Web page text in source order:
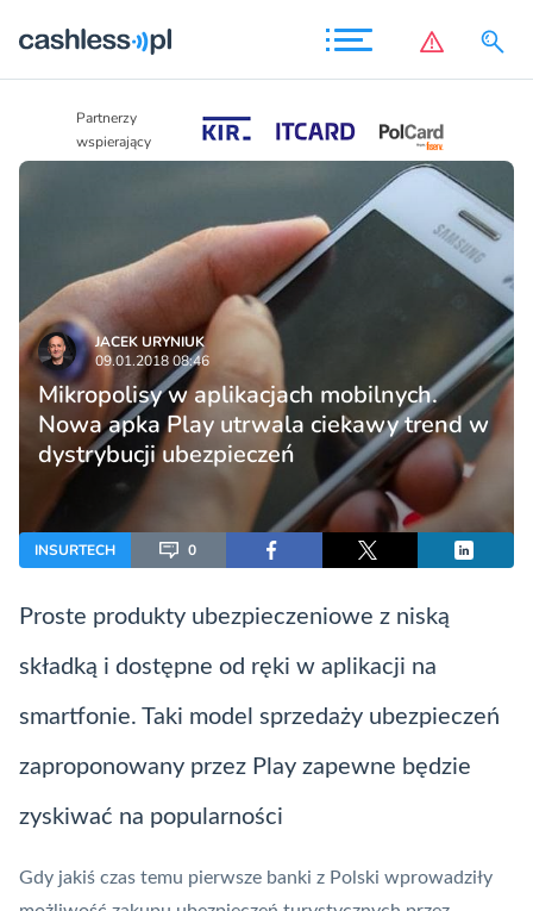
Partnerzy
wspierający
JACEK URYNIUK
09.01.2018 08:46
Mikropolisy w aplikacjach mobilnych.
Nowa apka Play utrwala ciekawy trend w
dystrybucji ubezpieczeń
INSURTECH 0
Proste produkty ubezpieczeniowe z niską
składką i dostępne od ręki w aplikacji na
smartfonie. Taki model sprzedaży ubezpieczeń
zaproponowany przez Play zapewne będzie
zyskiwać na popularności
Gdy jakiś czas temu pierwsze banki z Polski wprowadziły